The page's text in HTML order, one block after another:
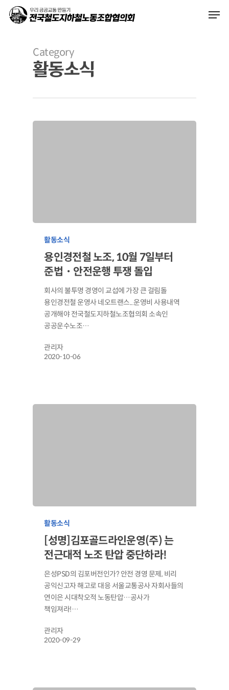
Category
활동소식
활동소식
용인경전철 노조, 10월 7일부터
준법・안전운행 투쟁 돌입
회사의 불투명 경영이 교섭에 가장 큰 걸림돌
용인경전철 운영사 네오트랜스...운영비 사용내역
공개해야 전국철도지하철노조협의회 소속인
공공운수노조…
관리자
2020-10-06
활동소식
[성명]김포골드라인운영(주) 는
전근대적 노조 탄압 중단하라!
은성PSD의 김포버전인가? 안전 경영 문제, 비리
공익신고자 해고로 대응 서울교통공사 자회사들의
연이은 시대착오적 노동탄압…공사가
책임져라!…
관리자
2020-09-29